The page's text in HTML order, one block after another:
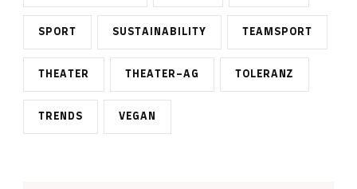
SPORT SUSTAINABILITY TEAMSPORT
THEATER THEATER-AG TOLERANZ
TRENDS VEGAN